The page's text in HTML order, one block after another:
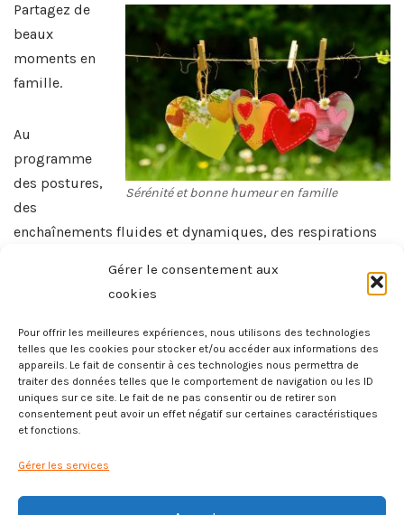
Gérer le consentement aux
cookies
Pour offrir les meilleures expériences, nous utilisons des technologies
telles que les cookies pour stocker et/ou accéder aux informations des
appareils. Le fait de consentir à ces technologies nous permettra de
traiter des données telles que le comportement de navigation ou les ID
uniques sur ce site. Le fait de ne pas consentir ou de retirer son
consentement peut avoir un effet négatif sur certaines caractéristiques
et fonctions.
Gérer les services
Sérénité et bonne humeur en famille
Partagez de
beaux
moments en
famille.
Au
programme
des postures,
des
enchaînements fluides et dynamiques, des respirations
sérénité et la bonne humeur.